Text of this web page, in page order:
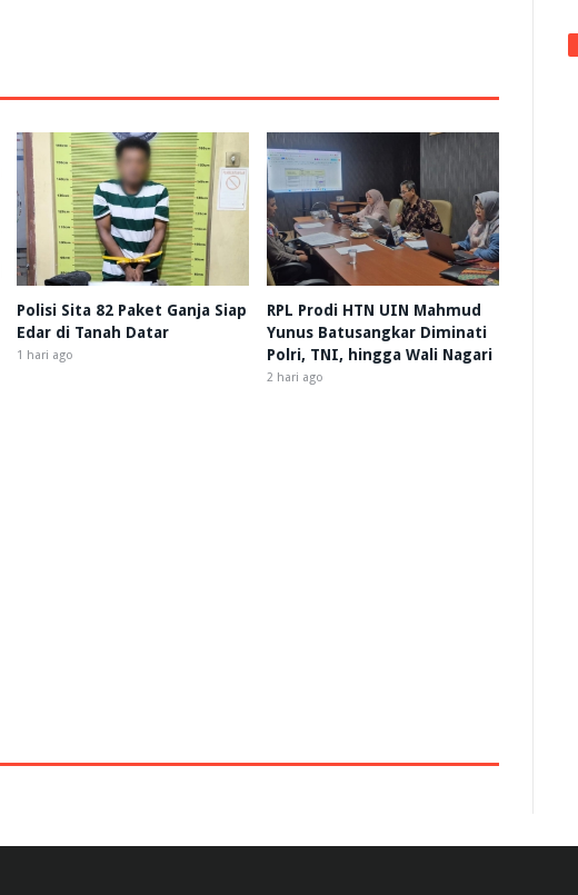
Polisi Sita 82 Paket Ganja Siap
Edar di Tanah Datar
1 hari ago
RPL Prodi HTN UIN Mahmud
Yunus Batusangkar Diminati
Polri, TNI, hingga Wali Nagari
2 hari ago